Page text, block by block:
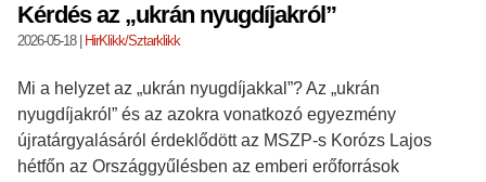
Kérdés az „ukrán nyugdíjakról”
2026-05-18| HirKlikk/Sztarklikk
Mi a helyzet az „ukrán nyugdíjakkal”? Az „ukrán
nyugdíjakról” és az azokra vonatkozó egyezmény
újratárgyalásáról érdeklődött az MSZP-s Korózs Lajos
hétfőn az Országgyűlésben az emberi erőforrások